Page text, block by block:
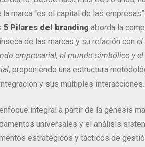
la marca “es el capital de las empresas”.
5 Pilares del branding aborda la
de las marcas y su relación con el
empresarial, el mundo simbólico y
, proponiendo una estructura
y sus múltiples interacciones.
integral a partir de la génesis
universales y el análisis
estratégicos y tácticos de